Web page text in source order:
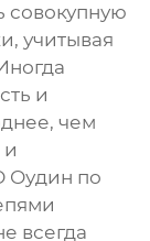
совокупную
учитывая
и
чем
и
Оудин по
всегда